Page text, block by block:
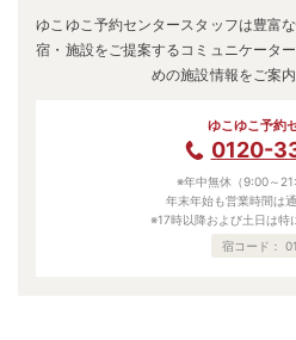
ゆこゆこ予約センタースタッフは豊富
宿・施設をご提案するコミュニケータ
めの施設情報をご案内
ゆこゆこ予約
0120-
※年中無休（9:00～
年末年始も営業時間は通
※17時以降および土日は特
宿コード：